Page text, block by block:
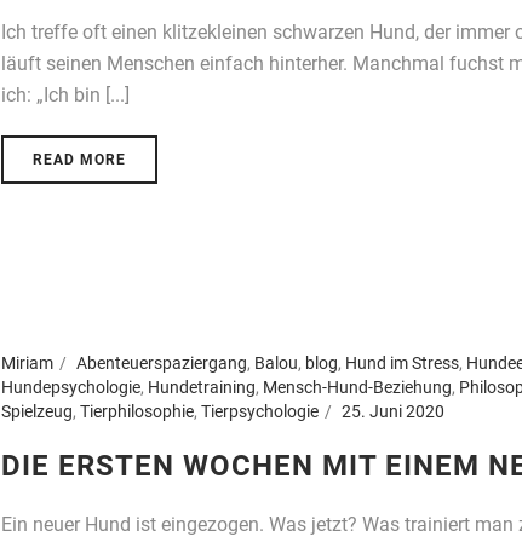
Ich treffe oft einen klitzekleinen schwarzen Hund, der immer
läuft seinen Menschen einfach hinterher. Manchmal fuchst
ich: „Ich bin [...]
READ MORE
Miriam Abenteuerspaziergang, Balou, blog, Hund im Stress,
Hundepsychologie, Hundetraining, Mensch-Hund-Beziehung,
Spielzeug, Tierphilosophie, Tierpsychologie 25. Juni 2020
DIE ERSTEN WOCHEN MIT EINEM
Ein neuer Hund ist eingezogen. Was jetzt? Was trainiert